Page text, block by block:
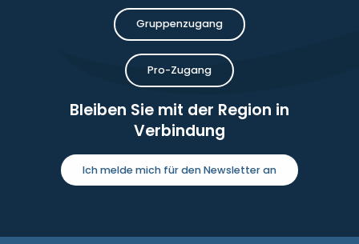
Gruppenzugang
Pro-Zugang
Bleiben Sie mit der Region in
Verbindung
Ich melde mich für den Newsletter an